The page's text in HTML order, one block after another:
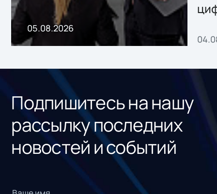
05.08.2026
Подпишитесь на нашу
рассылку последних
новостей и событий